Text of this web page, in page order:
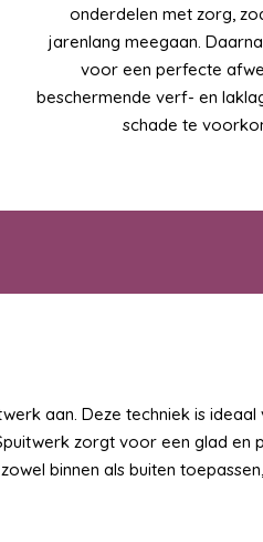
onderdelen met zorg,
jarenlang meegaan.
voor een perfecte
beschermende verf- en
schade te
aan. Deze techniek is
zorgt voor een glad en
binnen als buiten